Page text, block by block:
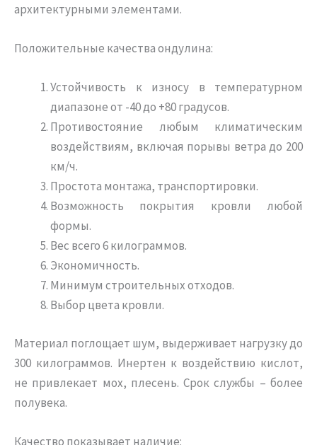
архитектурными элементами.
Положительные качества ондулина:
Устойчивость к износу в температурном
диапазоне от -40 до +80 градусов.
Противостояние любым климатическим
воздействиям, включая порывы ветра до 200
км/ч.
Простота монтажа, транспортировки.
Возможность покрытия кровли любой
формы.
Вес всего 6 килограммов.
Экономичность.
Минимум строительных отходов.
Выбор цвета кровли.
Материал поглощает шум, выдерживает нагрузку до
300 килограммов. Инертен к воздействию кислот,
не привлекает мох, плесень. Срок службы – более
полувека.
Качество показывает наличие: